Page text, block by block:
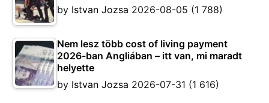
by Istvan Jozsa 2026-08-05 (1 788)
Nem lesz több cost of living payment
2026-ban Angliában – itt van, mi maradt
helyette
by Istvan Jozsa 2026-07-31 (1 616)